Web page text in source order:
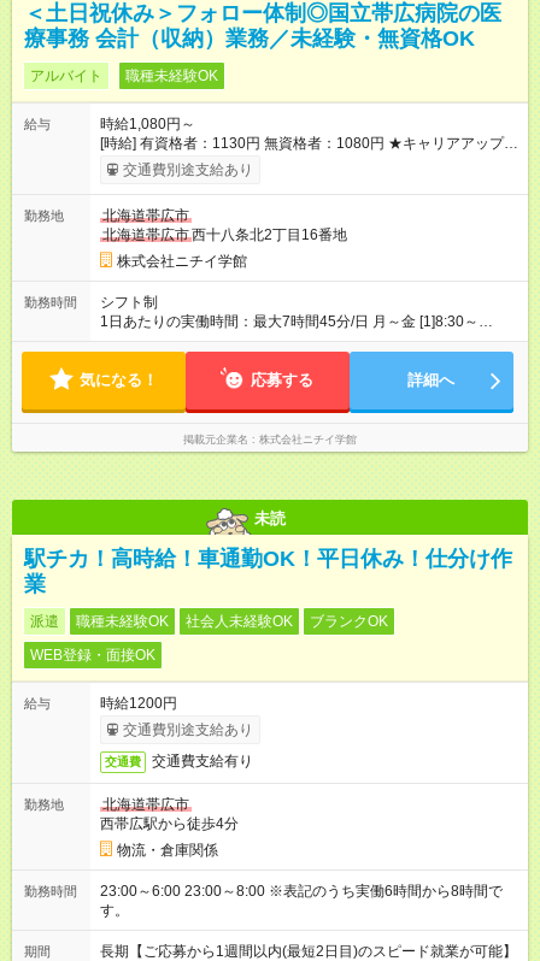
＜土日祝休み＞フォロー体制◎国立帯広病院の医
療事務 会計（収納）業務／未経験・無資格OK
アルバイト 職種未経験OK
給与
時給1,080円～
[時給] 有資格者：1130円 無資格者：1080円 ★キャリアアップ制
度あり 進級により給与がアップします！ 【試用期間】試用期間
あり 試用期間の長さ：3ヶ月 雇用形態、給与は本採用時と同じ
交通費別途支給あり
勤務地
北海道帯広市
北海道帯広市西十八条北2丁目16番地
株式会社ニチイ学館
勤務時間
シフト制
1日あたりの実働時間：最大7時間45分/日 月～金 [1]8:30～
17:15（休憩60分）月10日・扶養範囲内 [2]8:30～17:15（休憩
す。 ※日数相談可 前月に次月分シフトを作成します。 ※残業
気になる！ 応募する 詳細へ
掲載元企業名 株式会社ニチイ学館
未読
駅チカ！高時給！車通勤OK！平日休み！仕分け作
業
派遣 職種未経験OK 社会人未経験OK
ブランクOK
WEB登録・面接OK
給与
時給1200円
交通費別途支給あり
交通費 交通費支給有り
勤務地
北海道帯広市
西帯広駅から徒歩4分
物流・倉庫関係
勤務時間
23:00～6:00 23:00～8:00 ※表記のうち実働6時間から8時間で
す。
期間
長期【ご応募から1週間以内(最短2日目)のスピード就業が可能】